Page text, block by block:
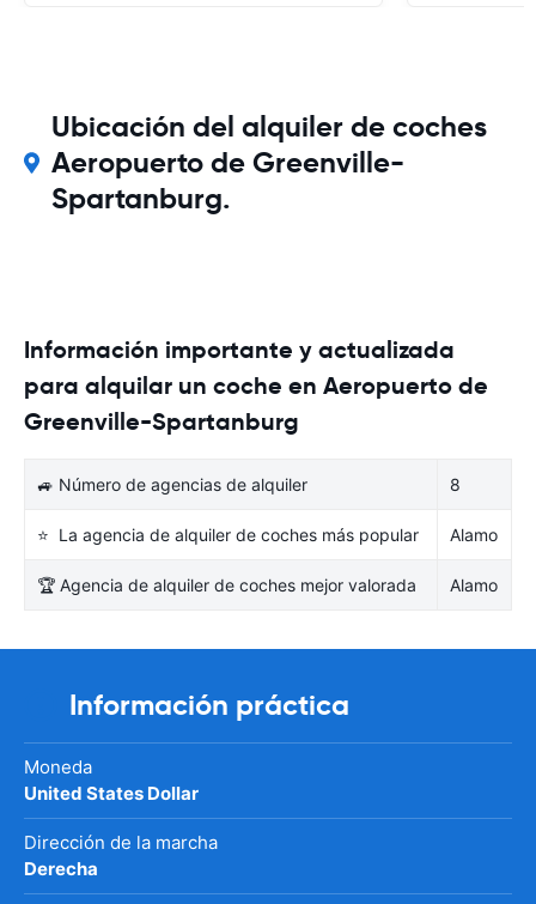
Ubicación del alquiler de coches
Aeropuerto de Greenville-
Spartanburg.
Información importante y actualizada
para alquilar un coche en Aeropuerto de
Greenville-Spartanburg
🚙 Número de agencias de alquiler 8
⭐ La agencia de alquiler de coches más popular Alamo
🏆 Agencia de alquiler de coches mejor valorada Alamo
Información práctica
Moneda
United States Dollar
Dirección de la marcha
Derecha